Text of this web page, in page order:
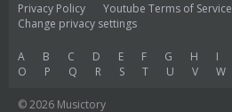
Privacy Policy Youtube Terms of Service
Change privacy settings
A B C D E F G H I
O
P Q R S T U V W
© 2026 Musictory